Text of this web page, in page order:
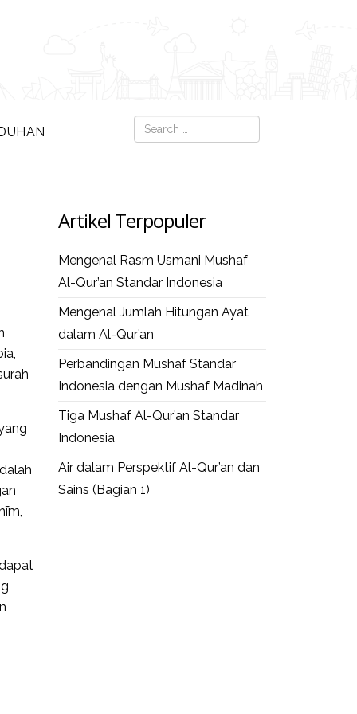
Search
Artikel Terpopuler
Mengenal Rasm Usmani Mushaf
Al-Qur’an Standar Indonesia
Mengenal Jumlah Hitungan Ayat
dalam Al-Qur’an
Perbandingan Mushaf Standar
Indonesia dengan Mushaf Madinah
Tiga Mushaf Al-Qur’an Standar
Indonesia
Air dalam Perspektif Al-Qur’an dan
Sains (Bagian 1)